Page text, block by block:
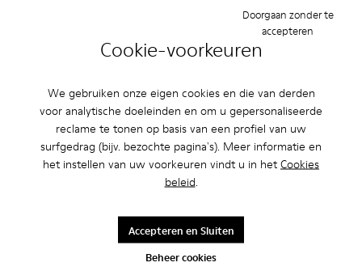
Cookie-voorkeuren
We gebruiken onze eigen cookies en die van derden
voor analytische doeleinden en om u gepersonaliseerde
reclame te tonen op basis van een profiel van uw
surfgedrag (bijv. bezochte pagina's). Meer informatie en
het instellen van uw voorkeuren vindt u in het Cookies
beleid.
Beheer cookies
Doorgaan zonder te
accepteren
Accepteren en Sluiten
Drift Trail
Toevoegen
Drift Trail
160 €
Toevoegen